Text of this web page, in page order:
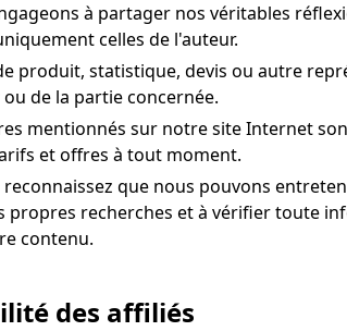
à partager nos véritables
celles de l'auteur.
produit, statistique, devis ou autre
de la partie concernée.
mentionnés sur notre site Internet
et offres à tout moment.
que nous pouvons
propres recherches et à vérifier toute
contenu.
des affiliés